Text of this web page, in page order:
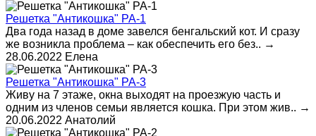
Решетка "Антикошка" РА-1
Два года назад в доме завелся бенгальский кот. И сразу
же возникла проблема – как обеспечить его без.. →
28.06.2022 Елена
Решетка "Антикошка" РА-3
Живу на 7 этаже, окна выходят на проезжую часть и
одним из членов семьи является кошка. При этом жив.. →
20.06.2022 Анатолий